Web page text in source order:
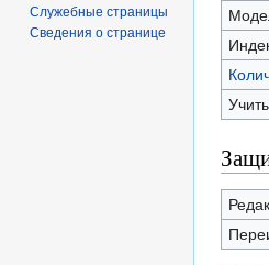
Служебные страницы
Сведения о странице